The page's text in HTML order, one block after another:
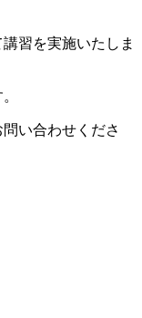
習を実施いたしま
い合わせくださ